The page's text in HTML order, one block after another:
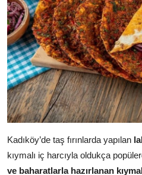
Kadıköy’de taş fırınlarda yapılan
kıymalı iç harcıyla oldukça
ve baharatlarla hazırlanan